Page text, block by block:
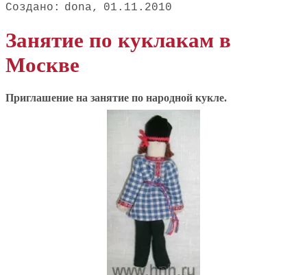
dona 01.11.2010
Занятие по куклакам в
Москве
Приглашение на занятие по народной кукле.